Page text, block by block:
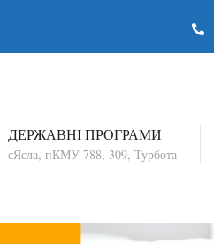
ДЕРЖАВНІ ПРОГРАМИ
єЯсла, пКМУ 788, 309, Турбота